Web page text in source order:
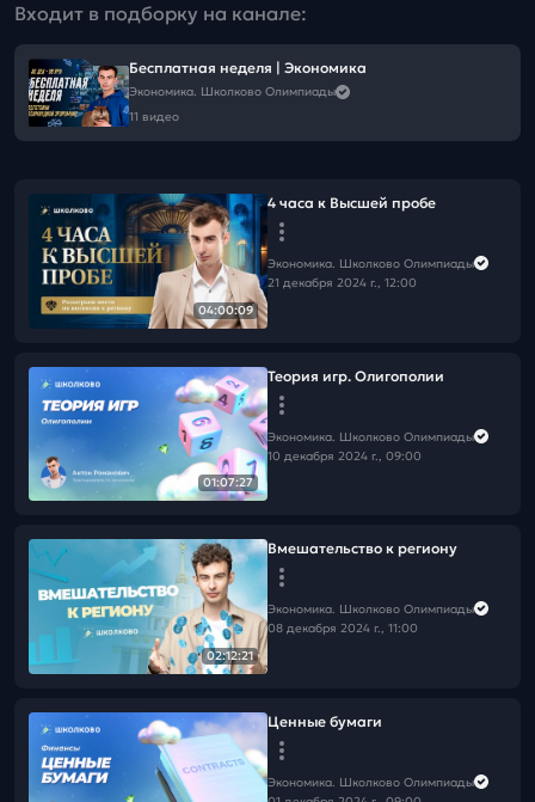
Входит в подборку на канале:
Бесплатная неделя | Экономика
Экономика. Школково Олимпиады
11 видео
04:00:09
4 часа к Высшей пробе
Экономика. Школково Олимпиады
21 декабря 2024 г., 12:00
01:07:27
Теория игр. Олигополии
Экономика. Школково Олимпиады
10 декабря 2024 г., 09:00
02:12:21
Вмешательство к региону
Экономика. Школково Олимпиады
08 декабря 2024 г., 11:00
Ценные бумаги
Экономика. Школково Олимпиады